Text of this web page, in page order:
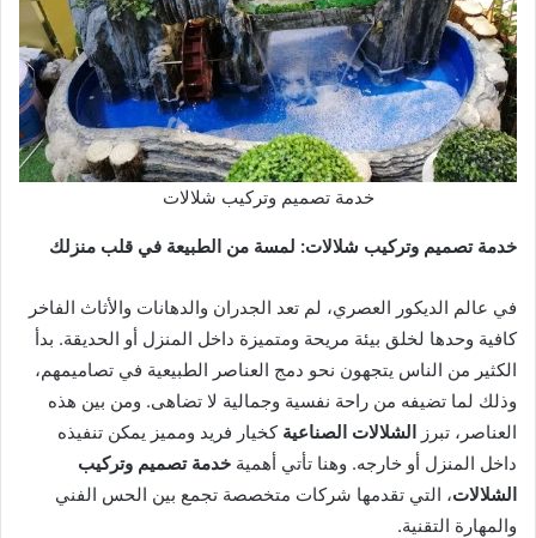
خدمة تصميم وتركيب شلالات
خدمة تصميم وتركيب شلالات: لمسة من الطبيعة في قلب منزلك
في عالم الديكور العصري، لم تعد الجدران والدهانات والأثاث الفاخر
كافية وحدها لخلق بيئة مريحة ومتميزة داخل المنزل أو الحديقة. بدأ
الكثير من الناس يتجهون نحو دمج العناصر الطبيعية في تصاميمهم،
وذلك لما تضيفه من راحة نفسية وجمالية لا تضاهى. ومن بين هذه
العناصر، تبرز الشلالات الصناعية كخيار فريد ومميز يمكن تنفيذه
داخل المنزل أو خارجه. وهنا تأتي أهمية خدمة تصميم وتركيب
الشلالات، التي تقدمها شركات متخصصة تجمع بين الحس الفني
والمهارة التقنية.